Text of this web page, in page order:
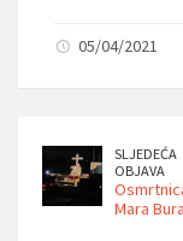
05/04/2021
SLJEDEĆA
OBJAVA
Mara